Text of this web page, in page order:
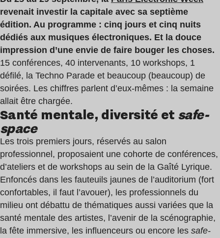
revenait investir la capitale avec sa septième
édition. Au programme : cinq jours et cinq nuits
dédiés aux musiques électroniques. Et la douce
impression d’une envie de faire bouger les choses.
15 conférences, 40 intervenants, 10 workshops, 1
défilé, la Techno Parade et beaucoup (beaucoup) de
soirées. Les chiffres parlent d’eux-mêmes : la semaine
allait être chargée.
Santé mentale, diversité et safe-
space
Les trois premiers jours, réservés au salon
professionnel, proposaient une cohorte de conférences,
d’ateliers et de workshops au sein de la Gaîté Lyrique.
Enfoncés dans les fauteuils jaunes de l’auditorium (fort
confortables, il faut l’avouer), les professionnels du
milieu ont débattu de thématiques aussi variées que la
santé mentale des artistes, l’avenir de la scénographie,
la fête immersive, les influenceurs ou encore les safe-